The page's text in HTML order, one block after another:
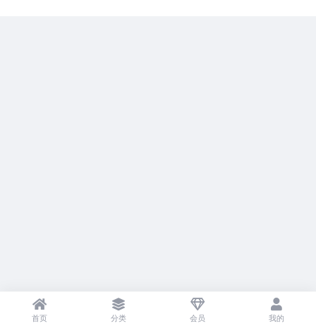
首页 分类 会员 我的